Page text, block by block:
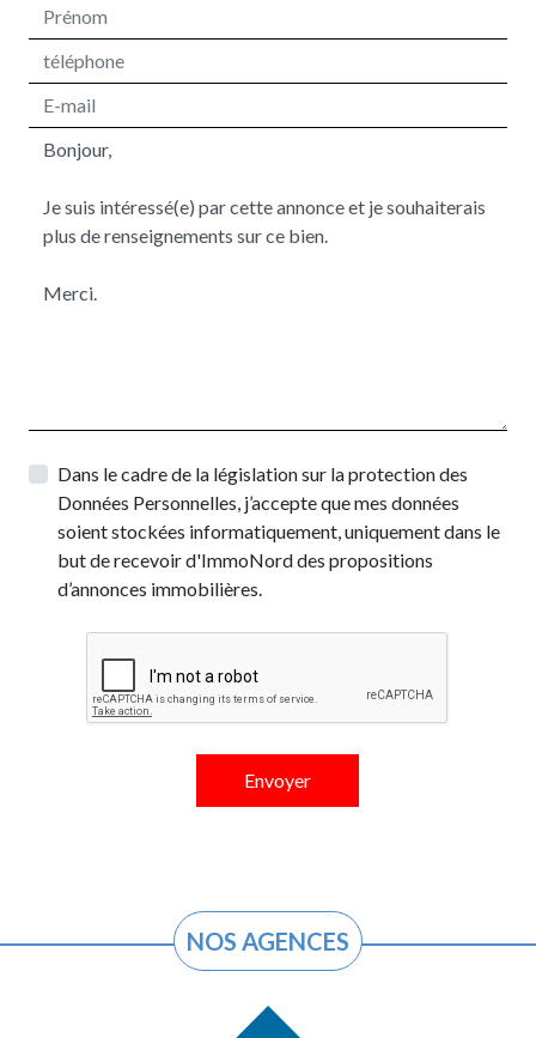
Dans le cadre de la législation sur la protection des
Données Personnelles, j’accepte que mes données
soient stockées informatiquement, uniquement dans le
but de recevoir d'ImmoNord des propositions
d’annonces immobilières.
NOS AGENCES